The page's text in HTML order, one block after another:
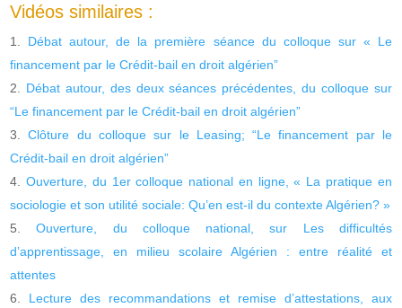
Vidéos similaires :
Débat autour, de la première séance du colloque sur « Le
financement par le Crédit-bail en droit algérien”
Débat autour, des deux séances précédentes, du colloque sur
“Le financement par le Crédit-bail en droit algérien”
Clôture du colloque sur le Leasing; “Le financement par le
Crédit-bail en droit algérien”
Ouverture, du 1er colloque national en ligne, « La pratique en
sociologie et son utilité sociale: Qu’en est-il du contexte Algérien? »
Ouverture, du colloque national, sur Les difficultés
d’apprentissage, en milieu scolaire Algérien : entre réalité et
attentes
Lecture des recommandations et remise d’attestations, aux